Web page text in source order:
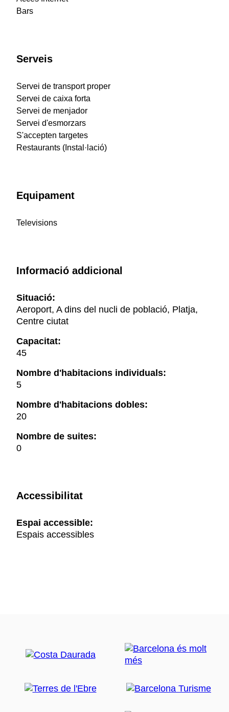
Bars
Serveis
Servei de transport proper
Servei de caixa forta
Servei de menjador
Servei d'esmorzars
S'accepten targetes
Restaurants (Instal·lació)
Equipament
Televisions
Informació addicional
Situació:
Aeroport, A dins del nucli de població, Platja,
Centre ciutat
Capacitat:
45
Nombre d'habitacions individuals:
5
Nombre d'habitacions dobles:
20
Nombre de suites:
0
Accessibilitat
Espai accessible:
Espais accessibles